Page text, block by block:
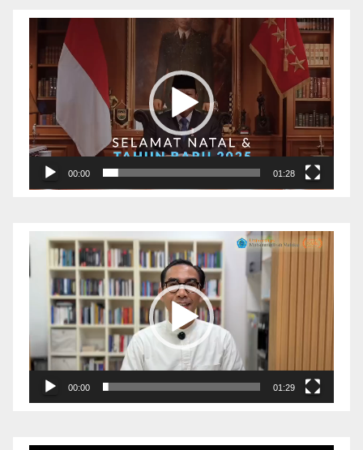
Pemutar
Video
00:00 01:28
Pemutar
Video
00:00 01:29